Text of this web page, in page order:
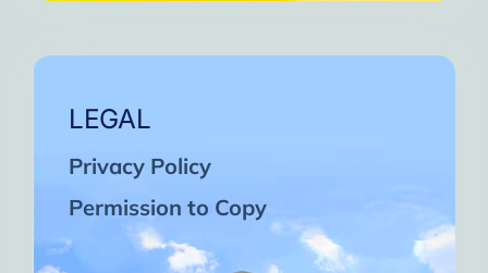
LEGAL
Privacy Policy
Permission to Copy